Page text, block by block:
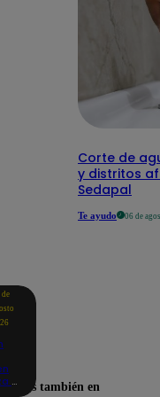
Corte de
y distritos
Sedapal
Te ayudo 06 de
de
a
también en